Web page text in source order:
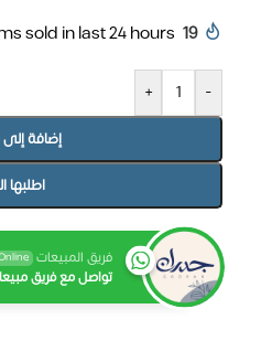
19
sold in last 24 hours
-
+
إضافة
اطلبها
فريق المبيعات
تواصل مع فريق